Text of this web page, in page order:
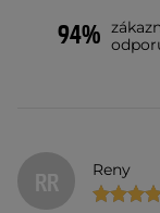
94%
RR Reny